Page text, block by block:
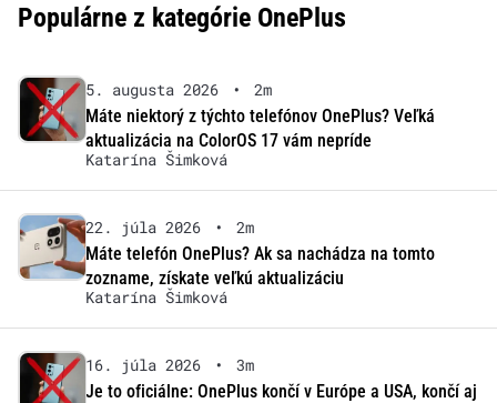
Populárne z kategórie OnePlus
5. augusta 2026 •
2m
Máte niektorý z týchto telefónov OnePlus? Veľká
aktualizácia na ColorOS 17 vám nepríde
Katarína Šimková
22. júla 2026 •
2m
Máte telefón OnePlus? Ak sa nachádza na tomto
zozname, získate veľkú aktualizáciu
Katarína Šimková
16. júla 2026 •
3m
Je to oficiálne: OnePlus končí v Európe a USA, končí aj